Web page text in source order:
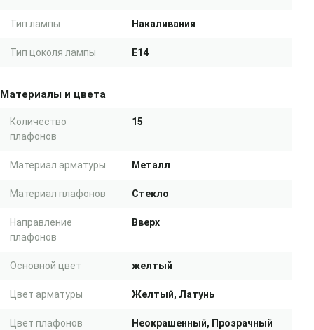
Тип лампы Накаливания
Тип цоколя лампы E14
Материалы и цвета
Количество
плафонов
15
Материал арматуры Металл
Материал плафонов Стекло
Направление
плафонов
Вверх
Основной цвет желтый
Цвет арматуры Желтый, Латунь
Цвет плафонов Неокрашенный, Прозрачный